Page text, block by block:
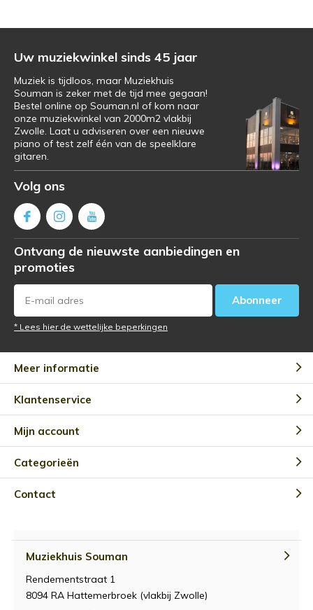
Uw muziekwinkel sinds 45 jaar
Muziek is tijdloos, maar Muziekhuis
Souman is zeker met de tijd mee gegaan!
Bestel online op Souman.nl of kom naar
onze muziekwinkel van 2000m2 vlakbij
Zwolle. Laat u adviseren over een nieuwe
piano of test zelf één van de speelklare
gitaren.
Volg ons
Ontvang de nieuwste aanbiedingen en
promoties
Abonneer
* Lees hier de wettelijke beperkingen
Meer informatie
Klantenservice
Mijn account
Categorieën
Contact
Muziekhuis Souman
Rendementstraat 1
8094 RA Hattemerbroek (vlakbij Zwolle)